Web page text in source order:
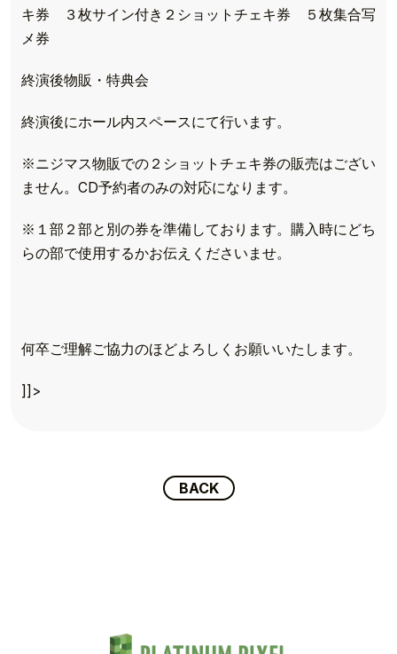
TOP
TOPICS
SCHEDULE
COMPANY
キ券 ３枚サイン付き２ショットチェキ券 ５枚集合写
メ券
終演後物販・特典会
終演後にホール内スペースにて行います。
※ニジマス物販での２ショットチェキ券の販売はござい
ません。CD予約者のみの対応になります。
※１部２部と別の券を準備しております。購入時にどち
らの部で使用するかお伝えくださいませ。
何卒ご理解ご協力のほどよろしくお願いいたします。
]]>
BACK